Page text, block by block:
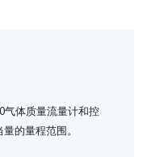
气体质量流量计和控
的量程范围。